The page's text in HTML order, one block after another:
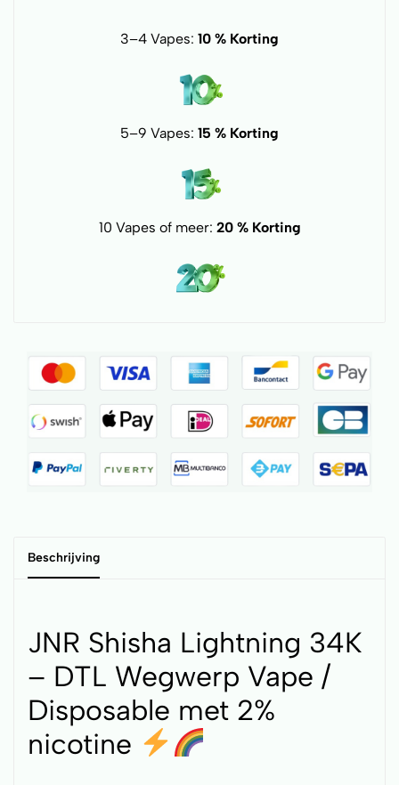
3–4 Vapes: 10 % Korting
5–9 Vapes: 15 % Korting
10 Vapes of meer: 20 % Korting
Beschrijving
JNR Shisha Lightning 34K
– DTL Wegwerp Vape /
Disposable met 2%
nicotine